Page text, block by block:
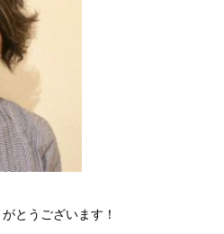
とうございます！